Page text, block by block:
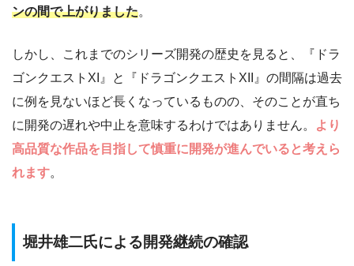
ンの間で上がりました。
しかし、これまでのシリーズ開発の歴史を見ると、『ドラ
ゴンクエストXI』と『ドラゴンクエストXII』の間隔は過去
に例を見ないほど長くなっているものの、そのことが直ち
に開発の遅れや中止を意味するわけではありません。
より
高品質な作品を目指して慎重に開発が進んでいると考えら
れます。
堀井雄二氏による開発継続の確認